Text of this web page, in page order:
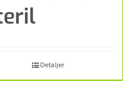
Detaljer